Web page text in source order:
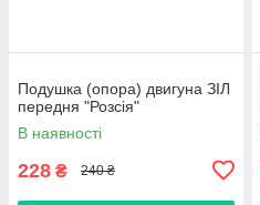
Подушка (опора) двигуна ЗІЛ
передня "Розсія"
В наявності
228 ₴ 240 ₴